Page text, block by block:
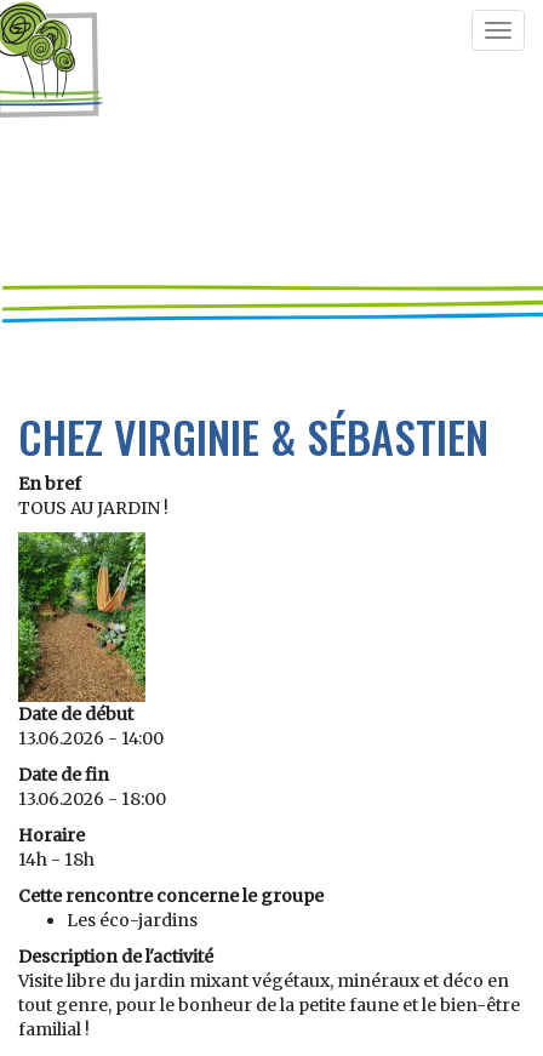
CHEZ VIRGINIE & SÉBASTIEN
En bref
TOUS AU JARDIN !
Date de début
13.06.2026 - 14:00
Date de fin
13.06.2026 - 18:00
Horaire
14h - 18h
Cette rencontre concerne le groupe
Les éco-jardins
Description de l'activité
Visite libre du jardin mixant végétaux, minéraux et déco en
tout genre, pour le bonheur de la petite faune et le bien-être
familial !